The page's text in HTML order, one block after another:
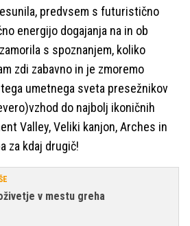
predvsem s futuristično
energijo dogajanja na in ob
s spoznanjem, koliko
zdi zabavno in je zmoremo
umetnega sveta presežnikov
do najbolj ikoničnih
Valley, Veliki kanjon, Arches in
za kdaj drugič!
v mestu greha